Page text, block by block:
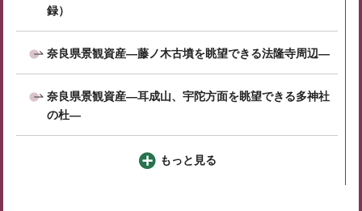
録）
奈良県景観資産―藤ノ木古墳を眺望できる法隆寺周辺―
奈良県景観資産―耳成山、宇陀方面を眺望できる多神社
の杜―
もっと見る